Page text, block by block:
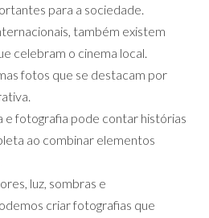
para a sociedade.
também existem
celebram o cinema local.
fotos que se destacam por
e fotografia pode contar histórias
ao combinar elementos
luz, sombras e
criar fotografias que